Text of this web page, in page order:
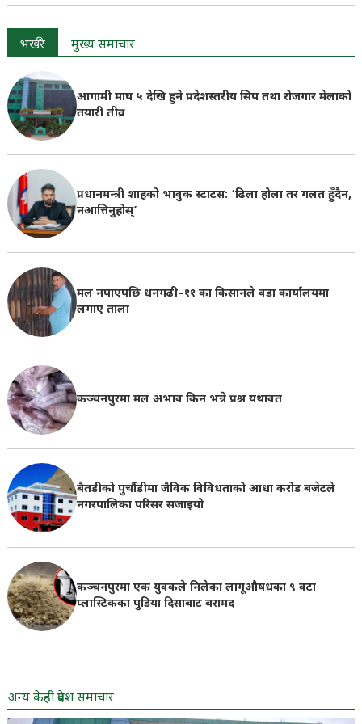
भर्खरै मुख्य समाचार
आगामी माघ ५ देखि हुने प्रदेशस्तरीय सिप तथा रोजगार मेलाको
तयारी तीव्र
प्रधानमन्त्री शाहको भावुक स्टाटस: ‘ढिला होला तर गलत हुँदैन,
नआत्तिनुहोस्’
मल नपाएपछि धनगढी–११ का किसानले वडा कार्यालयमा
लगाए ताला
कञ्चनपुरमा मल अभाव किन भन्ने प्रश्न यथावत
बैतडीको पुर्चौडीमा जैविक विविधताको आधा करोड बजेटले
नगरपालिका परिसर सजाइयो
कञ्चनपुरमा एक युवकले निलेका लागूऔषधका ९ वटा
प्लास्टिकका पुडिया दिसाबाट बरामद
अन्य केही प्रदेश समाचार